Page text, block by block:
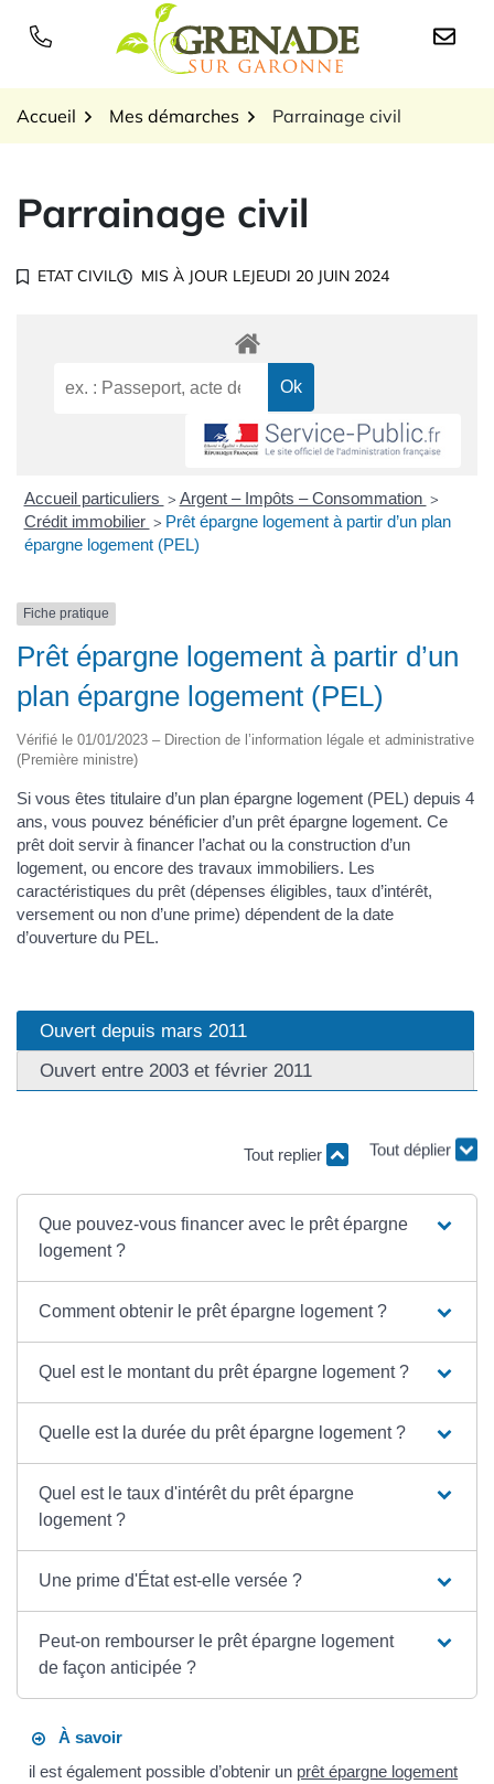
Logo Grenade sur
Accueil Mes démarches Parrainage civil
Parrainage civil
ETAT CIVIL MIS À JOUR LEJEUDI 20 JUIN 2024
Accueil particuliers > Argent – Impôts – Consommation >
Crédit immobilier > Prêt épargne logement à partir d’un plan
épargne logement (PEL)
Fiche pratique
Prêt épargne logement à partir d’un
plan épargne logement (PEL)
Vérifié le 01/01/2023 – Direction de l’information légale et administrative
(Première ministre)
Si vous êtes titulaire d’un plan épargne logement (PEL) depuis 4
ans, vous pouvez bénéficier d’un prêt épargne logement. Ce
prêt doit servir à financer l’achat ou la construction d’un
logement, ou encore des travaux immobiliers. Les
caractéristiques du prêt (dépenses éligibles, taux d’intérêt,
versement ou non d’une prime) dépendent de la date
d’ouverture du PEL.
Ouvert depuis mars 2011
Ouvert entre 2003 et février 2011
Tout replier Tout déplier
Que pouvez-vous financer avec le prêt épargne
logement ?
Comment obtenir le prêt épargne logement ?
Quel est le montant du prêt épargne logement ?
Quelle est la durée du prêt épargne logement ?
Quel est le taux d'intérêt du prêt épargne
logement ?
Une prime d'État est-elle versée ?
Peut-on rembourser le prêt épargne logement
de façon anticipée ?
À savoir
il est également possible d’obtenir un prêt épargne logement